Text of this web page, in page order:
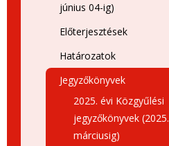
június 04-ig)
Előterjesztések
Határozatok
Jegyzőkönyvek
2025. évi Közgyűlési
jegyzőkönyvek (2025.
márciusig)